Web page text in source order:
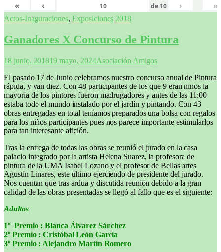
« ‹ de 10 › »
Actos-Inaguraciones, Exposiciones 2018
Ganadores X Concurso de Pintura
18 junio, 201819 mayo, 2024Asociación Amigos
El pasado 17 de Junio celebramos nuestro concurso anual de Pintura
rápida, y van diez. Con 48 participantes de los que 9 eran niños la
mayoría de los pintores fueron madrugadores y antes de las 11:00
estaba todo el mundo instalado por el jardín y pintando. Con 43
obras entregadas en total teníamos preparados una bolsa con regalos
para los niños participantes pues nos parece importante estimularlos
para tan interesante afición.
Tras la entrega de todas las obras se reunió el jurado en la casa
palacio integrado por la artista Helena Suarez, la profesora de
pintura de la UMA Isabel Lozano y el profesor de Bellas artes
Agustín Linares, este último ejerciendo de presidente del jurado.
Nos cuentan que tras ardua y discutida reunión debido a la gran
calidad de las obras presentadas se llegó al fallo que es el siguiente:
Adultos
1º Premio : Blanca Álvarez Sánchez
2º Premio : Cristóbal León García
3º Premio : Alejandro Martín Romero